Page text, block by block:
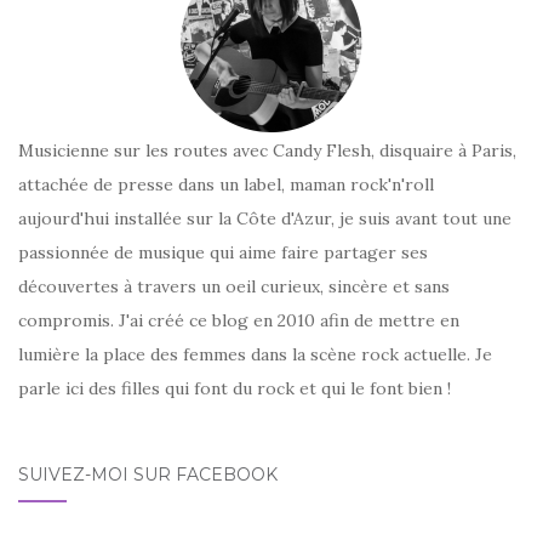
Musicienne sur les routes avec Candy Flesh, disquaire à Paris,
attachée de presse dans un label, maman rock'n'roll
aujourd'hui installée sur la Côte d'Azur, je suis avant tout une
passionnée de musique qui aime faire partager ses
découvertes à travers un oeil curieux, sincère et sans
compromis. J'ai créé ce blog en 2010 afin de mettre en
lumière la place des femmes dans la scène rock actuelle. Je
parle ici des filles qui font du rock et qui le font bien !
SUIVEZ-MOI SUR FACEBOOK